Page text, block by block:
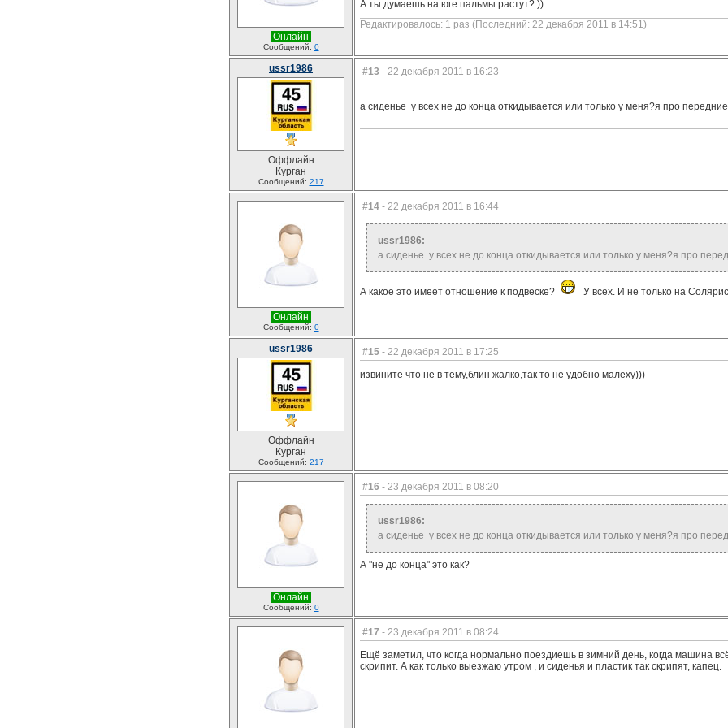
Онлайн
Сообщений: 0
А ты думаешь на юге пальмы растут? ))
Редактировалось: 1 раз (Последний: 22 декабря 2011 в 14:51)
ussr1986
Оффлайн
Курган
Сообщений: 217
#13 - 22 декабря 2011 в 16:23
а сиденье у всех не до конца откидывается или только у меня?я про передние
Онлайн
Сообщений: 0
#14 - 22 декабря 2011 в 16:44
ussr1986:
а сиденье у всех не до конца откидывается или только у меня?я про
А какое это имеет отношение к подвеске? У всех. И не только на
ussr1986
Оффлайн
Курган
Сообщений: 217
#15 - 22 декабря 2011 в 17:25
извините что не в тему,блин жалко,так то не удобно малеху)))
Онлайн
Сообщений: 0
#16 - 23 декабря 2011 в 08:20
ussr1986:
а сиденье у всех не до конца откидывается или только у меня?я про
А "не до конца" это как?
#17 - 23 декабря 2011 в 08:24
Ещё заметил, что когда нормально поездиешь в зимний день, когда машина
скрипит. А как только выезжаю утром , и сиденья и пластик так скрипят, капец.